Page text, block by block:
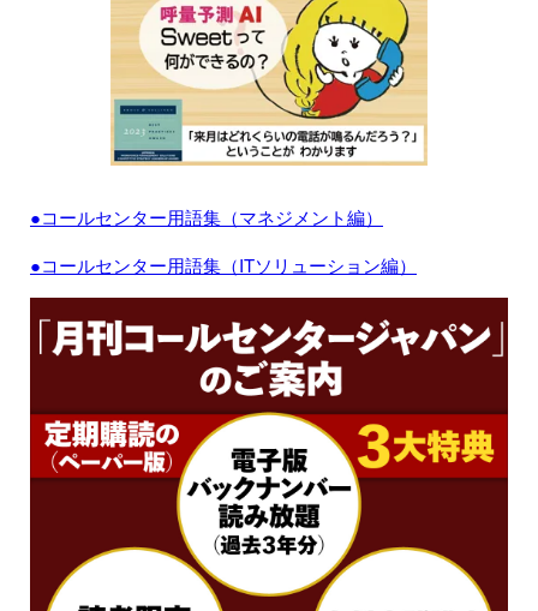
●コールセンター用語集（マネジメント編）
●コールセンター用語集（ITソリューション編）